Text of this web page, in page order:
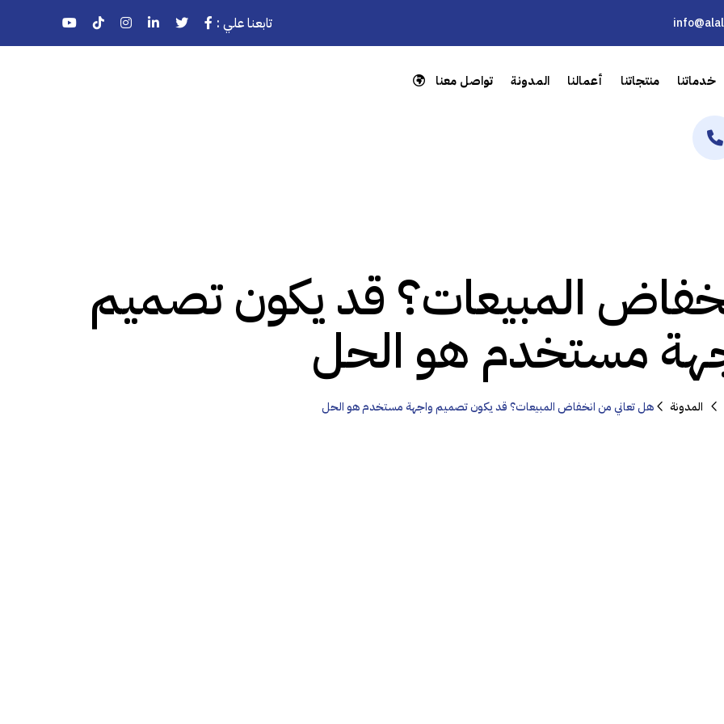
تابعنا علي :
خدماتنا منتجاتنا أعمالنا المدونة تواصل معنا
المبيعات؟ قد يكون تصميم
مستخدم هو الحل
المدونة هل تعاني من انخفاض المبيعات؟ قد يكون تصميم واجهة مستخدم هو الحل